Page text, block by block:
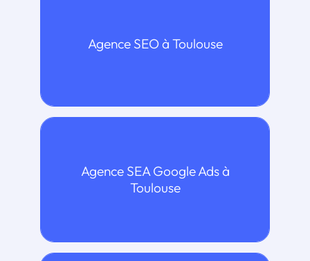
Agence SEO à Toulouse
> Notre expertise SEO
Agence SEA Google Ads à
Toulouse
> Notre expertise Agence SEA Google
Ads